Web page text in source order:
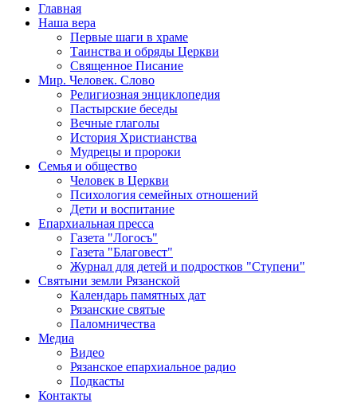
Главная
Наша вера
Первые шаги в храме
Таинства и обряды Церкви
Священное Писание
Мир. Человек. Слово
Религиозная энциклопедия
Пастырские беседы
Вечные глаголы
История Христианства
Мудрецы и пророки
Семья и общество
Человек в Церкви
Психология семейных отношений
Дети и воспитание
Епархиальная пресса
Газета "Логосъ"
Газета "Благовест"
Журнал для детей и подростков "Ступени"
Святыни земли Рязанской
Календарь памятных дат
Рязанские святые
Паломничества
Медиа
Видео
Рязанское епархиальное радио
Подкасты
Контакты